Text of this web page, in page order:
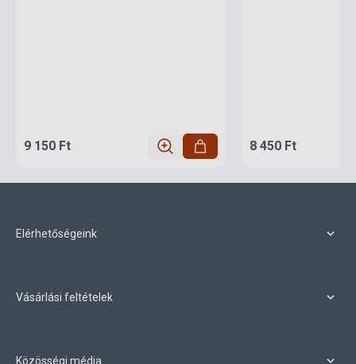
9 150 Ft 8 450 Ft
Elérhetőségeink
Vásárlási feltételek
Közösségi média